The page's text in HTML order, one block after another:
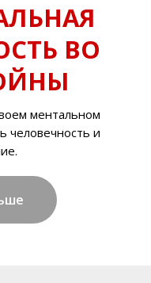
ментальном
человечность и
ВО